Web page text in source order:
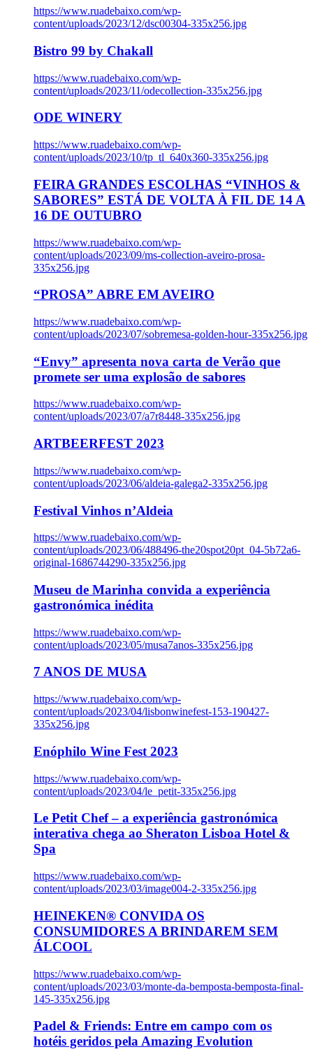
https://www.ruadebaixo.com/wp-
content/uploads/2023/12/dsc00304-335x256.jpg
Bistro 99 by Chakall
https://www.ruadebaixo.com/wp-
content/uploads/2023/11/odecollection-335x256.jpg
ODE WINERY
https://www.ruadebaixo.com/wp-
content/uploads/2023/10/tp_tl_640x360-335x256.jpg
FEIRA GRANDES ESCOLHAS “VINHOS &
SABORES” ESTÁ DE VOLTA À FIL DE 14 A
16 DE OUTUBRO
https://www.ruadebaixo.com/wp-
content/uploads/2023/09/ms-collection-aveiro-prosa-
335x256.jpg
“PROSA” ABRE EM AVEIRO
https://www.ruadebaixo.com/wp-
content/uploads/2023/07/sobremesa-golden-hour-335x256.jpg
“Envy” apresenta nova carta de Verão que
promete ser uma explosão de sabores
https://www.ruadebaixo.com/wp-
content/uploads/2023/07/a7r8448-335x256.jpg
ARTBEERFEST 2023
https://www.ruadebaixo.com/wp-
content/uploads/2023/06/aldeia-galega2-335x256.jpg
Festival Vinhos n’Aldeia
https://www.ruadebaixo.com/wp-
content/uploads/2023/06/488496-the20spot20pt_04-5b72a6-
original-1686744290-335x256.jpg
Museu de Marinha convida a experiência
gastronómica inédita
https://www.ruadebaixo.com/wp-
content/uploads/2023/05/musa7anos-335x256.jpg
7 ANOS DE MUSA
https://www.ruadebaixo.com/wp-
content/uploads/2023/04/lisbonwinefest-153-190427-
335x256.jpg
Enóphilo Wine Fest 2023
https://www.ruadebaixo.com/wp-
content/uploads/2023/04/le_petit-335x256.jpg
Le Petit Chef – a experiência gastronómica
interativa chega ao Sheraton Lisboa Hotel &
Spa
https://www.ruadebaixo.com/wp-
content/uploads/2023/03/image004-2-335x256.jpg
HEINEKEN® CONVIDA OS
CONSUMIDORES A BRINDAREM SEM
ÁLCOOL
https://www.ruadebaixo.com/wp-
content/uploads/2023/03/monte-da-bemposta-bemposta-final-
145-335x256.jpg
Padel & Friends: Entre em campo com os
hotéis geridos pela Amazing Evolution